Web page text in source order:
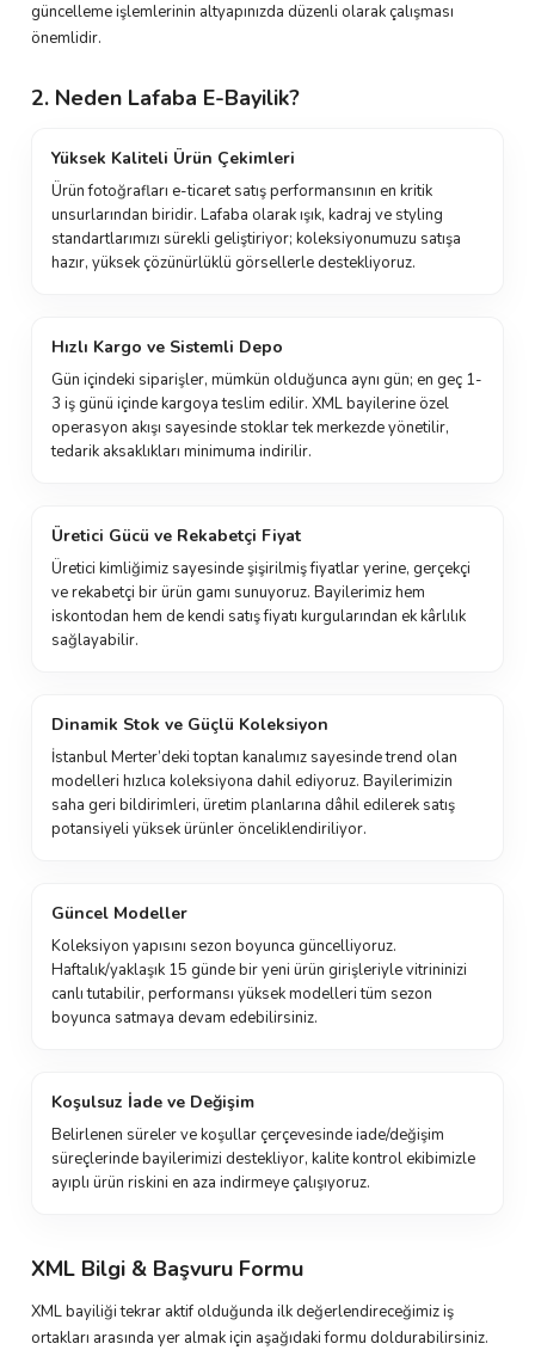
güncelleme işlemlerinin altyapınızda düzenli olarak çalışması
önemlidir.
2. Neden Lafaba E-Bayilik?
Yüksek Kaliteli Ürün Çekimleri
Ürün fotoğrafları e-ticaret satış performansının en kritik
unsurlarından biridir. Lafaba olarak ışık, kadraj ve styling
standartlarımızı sürekli geliştiriyor; koleksiyonumuzu satışa
hazır, yüksek çözünürlüklü görsellerle destekliyoruz.
Hızlı Kargo ve Sistemli Depo
Gün içindeki siparişler, mümkün olduğunca aynı gün; en geç 1-
3 iş günü içinde kargoya teslim edilir. XML bayilerine özel
operasyon akışı sayesinde stoklar tek merkezde yönetilir,
tedarik aksaklıkları minimuma indirilir.
Üretici Gücü ve Rekabetçi Fiyat
Üretici kimliğimiz sayesinde şişirilmiş fiyatlar yerine, gerçekçi
ve rekabetçi bir ürün gamı sunuyoruz. Bayilerimiz hem
iskontodan hem de kendi satış fiyatı kurgularından ek kârlılık
sağlayabilir.
Dinamik Stok ve Güçlü Koleksiyon
İstanbul Merter’deki toptan kanalımız sayesinde trend olan
modelleri hızlıca koleksiyona dahil ediyoruz. Bayilerimizin
saha geri bildirimleri, üretim planlarına dâhil edilerek satış
potansiyeli yüksek ürünler önceliklendiriliyor.
Güncel Modeller
Koleksiyon yapısını sezon boyunca güncelliyoruz.
Haftalık/yaklaşık 15 günde bir yeni ürün girişleriyle vitrininizi
canlı tutabilir, performansı yüksek modelleri tüm sezon
boyunca satmaya devam edebilirsiniz.
Koşulsuz İade ve Değişim
Belirlenen süreler ve koşullar çerçevesinde iade/değişim
süreçlerinde bayilerimizi destekliyor, kalite kontrol ekibimizle
ayıplı ürün riskini en aza indirmeye çalışıyoruz.
XML Bilgi & Başvuru Formu
XML bayiliği tekrar aktif olduğunda ilk değerlendireceğimiz iş
ortakları arasında yer almak için aşağıdaki formu doldurabilirsiniz.